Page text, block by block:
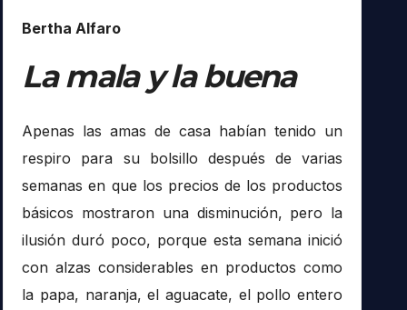
Bertha Alfaro
La mala y la buena
Apenas las amas de casa habían tenido un
respiro para su bolsillo después de varias
semanas en que los precios de los productos
básicos mostraron una disminución, pero la
ilusión duró poco, porque esta semana inició
con alzas considerables en productos como
la papa, naranja, el aguacate, el pollo entero